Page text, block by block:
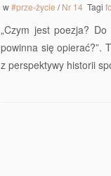
w#prze-życie /Nr 14 Tagi
„Czym jest poezja?
powinna się opierać?”.
z perspektywy historii